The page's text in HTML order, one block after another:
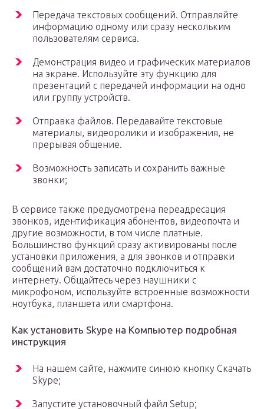
Передача текстовых сообщений. Отправляйте
информацию одному или сразу нескольким
пользователям сервиса.
Демонстрация видео и графических материалов
на экране. Используйте эту функцию для
презентаций с передачей информации на одно
или группу устройств.
Отправка файлов. Передавайте текстовые
материалы, видеоролики и изображения, не
прерывая общение.
Возможность записать и сохранить важные
звонки;
В сервисе также предусмотрена переадресация
звонков, идентификация абонентов, видеопочта и
другие возможности, в том числе платные.
Большинство функций сразу активированы после
установки приложения, а для звонков и отправки
сообщений вам достаточно подключиться к
интернету. Общайтесь через наушники с
микрофоном, используйте встроенные возможности
ноутбука, планшета или смартфона.
Как установить Skype на Компьютер подробная
инструкция
На нашем сайте, нажмите синюю кнопку Cкачать
Skype;
Запустите установочный файл Setup;